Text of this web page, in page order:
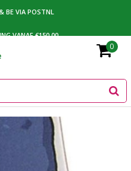
BE VIA POSTNL
VANAF €150,00
OF FACTUUR
0